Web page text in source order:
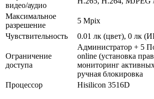
видео/аудио
Максимальное
разрешение
5 Mpix
Чувствительность
0.01 лк (цвет), 0 лк
Ограничение
доступа
Администратор + 5
online (установка
мониторинг
ручная блокировка
Процессор
Hisilicon 3516D